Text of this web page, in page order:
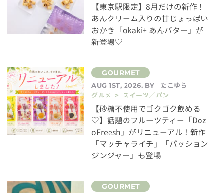
【東京駅限定】8月だけの新作！
あんクリーム入りの甘じょっぱい
おかき「okaki+ あんバター」が
新登場♡
AUG 1ST, 2026. BY
たこゆら
グルメ > スイーツ／パン
【砂糖不使用でゴクゴク飲める
♡】話題のフルーツティー「Doz
oFreesh」がリニューアル！新作
「マッチャライチ」「パッション
ジンジャー」も登場